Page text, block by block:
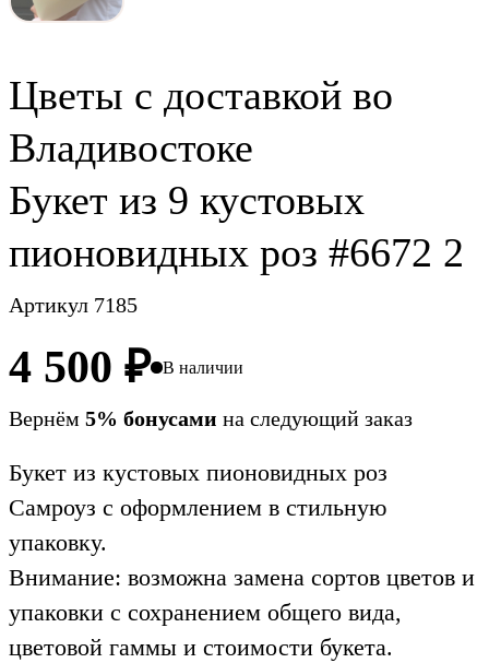
Цветы c доставкой во
Владивостоке
Букет из 9 кустовых
пионовидных роз #6672 2
Артикул 7185
4 500 ₽ В наличии
Вернём 5% бонусами на следующий заказ
Букет из кустовых пионовидных роз
Самроуз с оформлением в стильную
упаковку.
Внимание: возможна замена сортов цветов и
упаковки с сохранением общего вида,
цветовой гаммы и стоимости букета.